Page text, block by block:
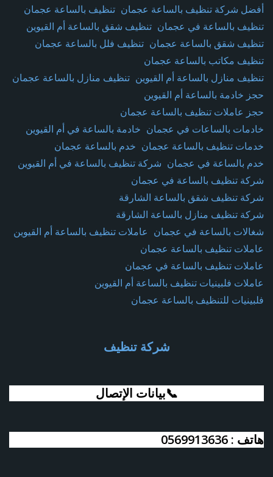
أفضل شركة تنظيف بالساعة عجمان تنظيف بالساعة عجمان
تنظيف بالساعة في عجمان تنظيف شقق بالساعة أم القيوين
تنظيف شقق بالساعة عجمان تنظيف فلل بالساعة عجمان
تنظيف مكاتب بالساعة عجمان
تنظيف منازل بالساعة أم القيوين تنظيف منازل بالساعة عجمان
حجز خادمة بالساعة أم القيوين
حجز عاملات تنظيف بالساعة عجمان
خادمات بالساعات في عجمان خادمة بالساعة في أم القيوين
خدمات تنظيف بالساعة عجمان خدم بالساعة عجمان
خدم بالساعة في عجمان شركة تنظيف بالساعة في أم القيوين
شركة تنظيف بالساعة في عجمان
شركة تنظيف شقق بالساعة الشارقة
شركة تنظيف منازل بالساعة الشارقة
شغالات بالساعة في عجمان عاملات تنظيف بالساعة أم القيوين
عاملات تنظيف بالساعة عجمان
عاملات تنظيف بالساعة في عجمان
عاملات فلبينيات تنظيف بالساعة أم القيوين
فلبينيات للتنظيف بالساعة عجمان
شركة تنظيف
📞بيانات الإتصال
هاتف : 0569913636